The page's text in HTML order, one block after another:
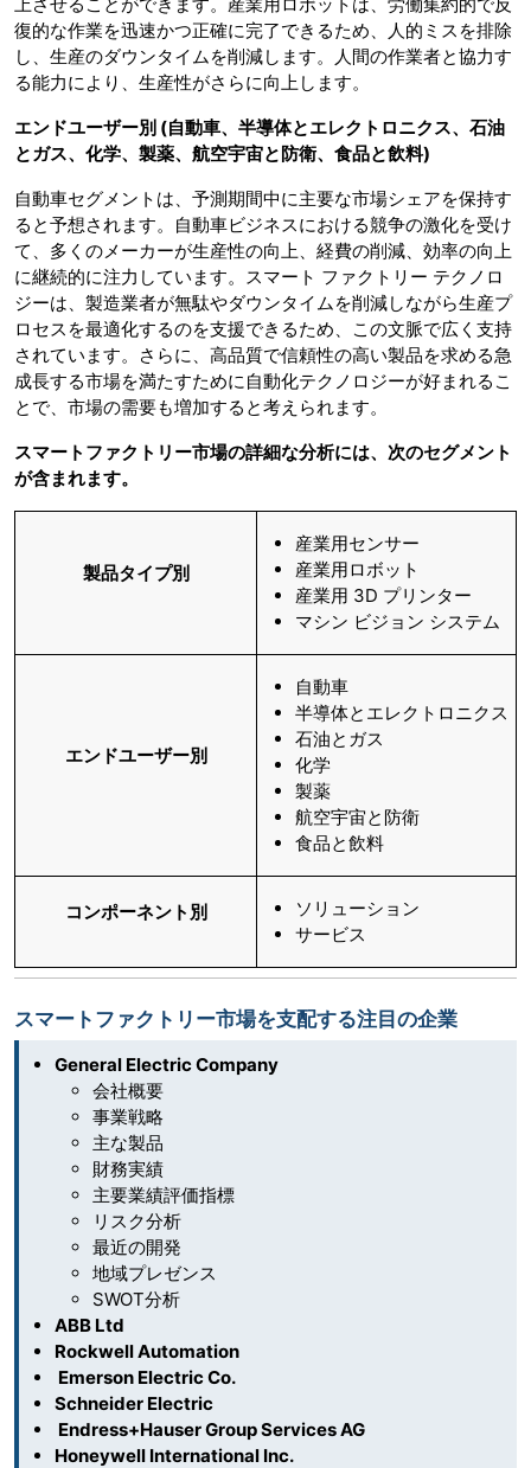
復的な作業を迅速かつ正確に完了できるため、人的ミスを排除
し、生産のダウンタイムを削減します。人間の作業者と協力す
る能力により、生産性がさらに向上します。
エンドユーザー別 (自動車、半導体とエレクトロニクス、石油
とガス、化学、製薬、航空宇宙と防衛、食品と飲料)
自動車セグメントは、予測期間中に主要な市場シェアを保持す
ると予想されます。自動車ビジネスにおける競争の激化を受け
て、多くのメーカーが生産性の向上、経費の削減、効率の向上
に継続的に注力しています。スマート ファクトリー テクノロ
ジーは、製造業者が無駄やダウンタイムを削減しながら生産プ
ロセスを最適化するのを支援できるため、この文脈で広く支持
されています。さらに、高品質で信頼性の高い製品を求める急
成長する市場を満たすために自動化テクノロジーが好まれるこ
とで、市場の需要も増加すると考えられます。
スマートファクトリー市場の詳細な分析には、次のセグメント
が含まれます。
製品タイプ別
産業用センサー
産業用ロボット
産業用 3D プリンター
マシン ビジョン システム
エンドユーザー別
自動車
半導体とエレクトロニクス
石油とガス
化学
製薬
航空宇宙と防衛
食品と飲料
コンポーネント別
ソリューション
サービス
スマートファクトリー市場を支配する注目の企業
General Electric Company
会社概要
事業戦略
主な製品
財務実績
主要業績評価指標
リスク分析
最近の開発
地域プレゼンス
SWOT分析
ABB Ltd
Rockwell Automation
Emerson Electric Co.
Schneider Electric
Endress+Hauser Group Services AG
Honeywell International Inc.